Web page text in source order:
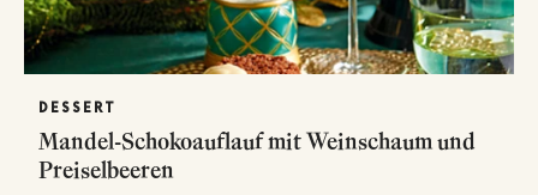
DESSERT
Mandel-Schokoauflauf mit Weinschaum und
Preiselbeeren